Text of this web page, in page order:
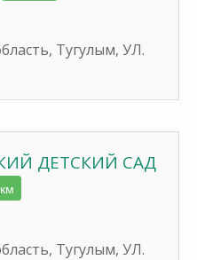
Тугулым, УЛ.
ДЕТСКИЙ САД
Тугулым, УЛ.